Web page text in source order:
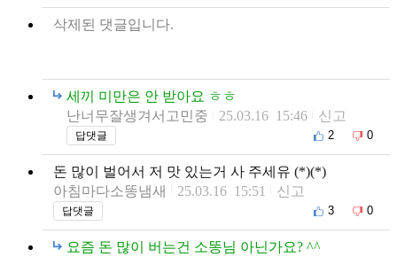
삭제된 댓글입니다.
세끼 미만은 안 받아요 ㅎㅎ
난너무잘생겨서고민중
25.03.16 15:46 신고
답댓글 2 0
돈 많이 벌어서 저 맛 있는거 사 주세유 (*)(*)
아침마다소똥냄새
25.03.16 15:51 신고
답댓글 3 0
요즘 돈 많이 버는건 소똥님 아닌가요? ^^